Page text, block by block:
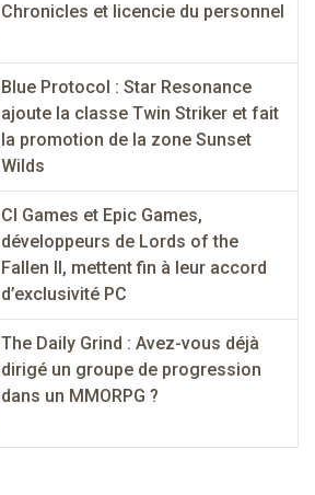
Chronicles et licencie du personnel
Blue Protocol : Star Resonance
ajoute la classe Twin Striker et fait
la promotion de la zone Sunset
Wilds
CI Games et Epic Games,
développeurs de Lords of the
Fallen II, mettent fin à leur accord
d’exclusivité PC
The Daily Grind : Avez-vous déjà
dirigé un groupe de progression
dans un MMORPG ?